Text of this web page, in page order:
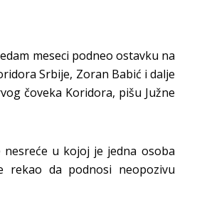
meseci podneo ostavku na
Srbije, Zoran Babić i dalje
čoveka Koridora, pišu Južne
nesreće u kojoj je jedna osoba
rekao da podnosi neopozivu